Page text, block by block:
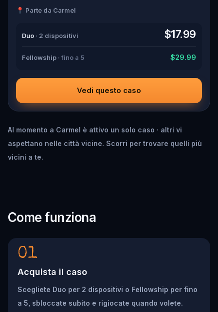
suspects, and expose the real murderer before they strike
📍 Parte da Carmel
Duo · 2 dispositivi $17.99
Fellowship · fino a 5 $29.99
Vedi questo caso
Al momento a Carmel è attivo un solo caso · altri vi
aspettano nelle città vicine. Scorri per trovare quelli più
vicini a te.
Come funziona
01
Acquista il caso
Scegliete Duo per 2 dispositivi o Fellowship per fino
a 5, sbloccate subito e rigiocate quando volete.